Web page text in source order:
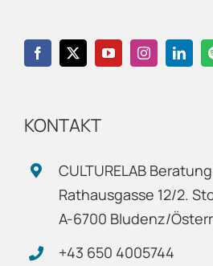
KONTAKT
CULTURELAB
Rathausgasse 12/2.
A-6700 Bludenz/
+43 650 4005744